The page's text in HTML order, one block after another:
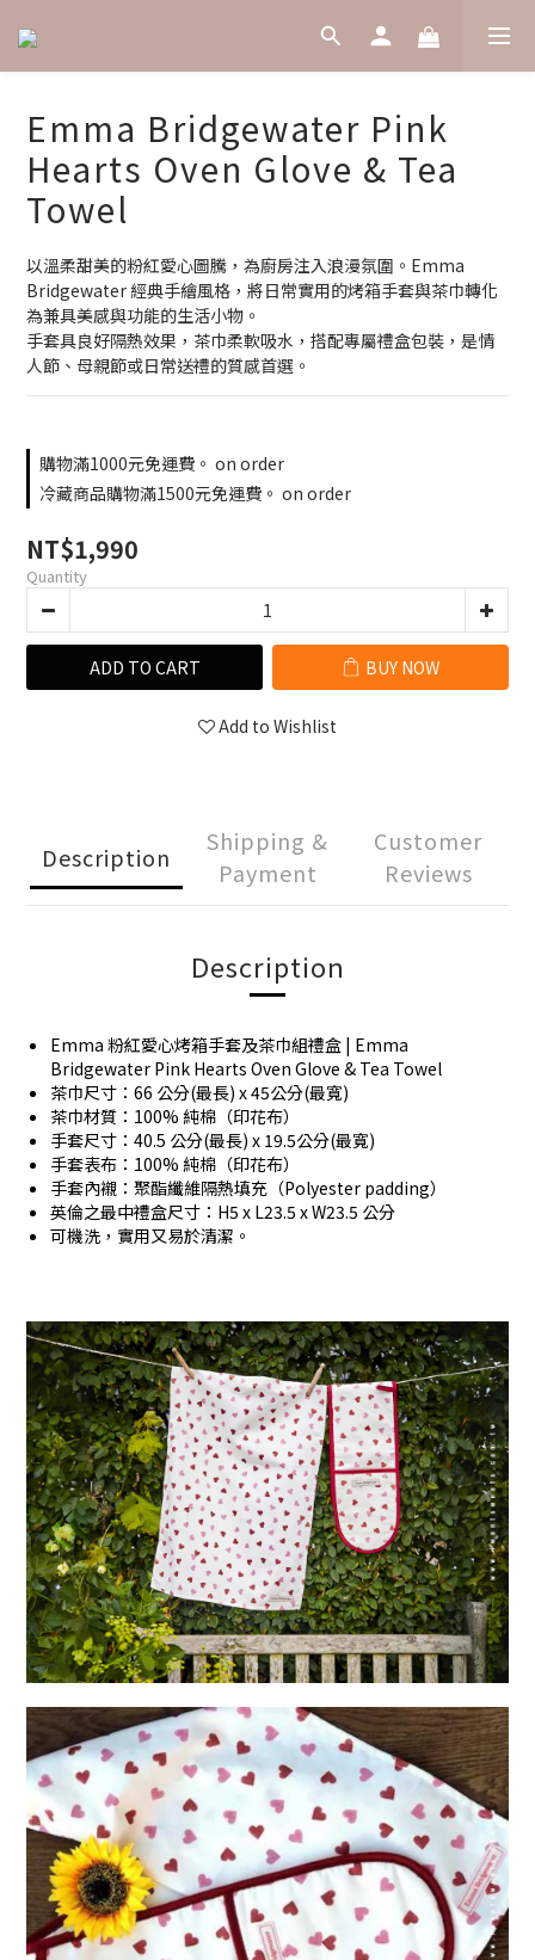
Emma Bridgewater Pink
Hearts Oven Glove & Tea
Towel
以溫柔甜美的粉紅愛心圖騰，為廚房注入浪漫氛圍。Emma
Bridgewater 經典手繪風格，將日常實用的烤箱手套與茶巾轉化
為兼具美感與功能的生活小物。
手套具良好隔熱效果，茶巾柔軟吸水，搭配專屬禮盒包裝，是情
人節、母親節或日常送禮的質感首選。
購物滿1000元免運費。 on order
冷藏商品購物滿1500元免運費。 on order
NT$1,990
Quantity
ADD TO CART BUY NOW
Add to Wishlist
Description
Shipping &
Payment
Customer
Reviews
Description
Emma 粉紅愛心烤箱手套及茶巾組禮盒 | Emma
Bridgewater Pink Hearts Oven Glove & Tea Towel
茶巾尺寸：66 公分(最長) x 45公分(最寬)
茶巾材質：100% 純棉（印花布）
手套尺寸：40.5 公分(最長) x 19.5公分(最寬)
手套表布：100% 純棉（印花布）
手套內襯：聚酯纖維隔熱填充（Polyester padding）
英倫之最中禮盒尺寸：H5 x L23.5 x W23.5 公分
可機洗，實用又易於清潔。